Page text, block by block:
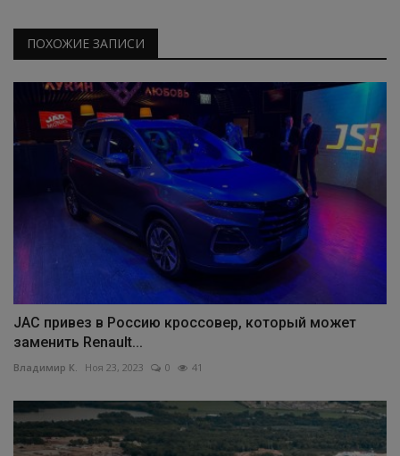
ПОХОЖИЕ ЗАПИСИ
JAC привез в Россию кроссовер, который может
заменить Renault...
Владимир К. Ноя 23, 2023 0 41